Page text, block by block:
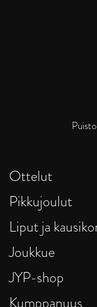
Ottelut
Pikkujoulut
Liput ja
Joukkue
JYP-shop
Kumppanuus